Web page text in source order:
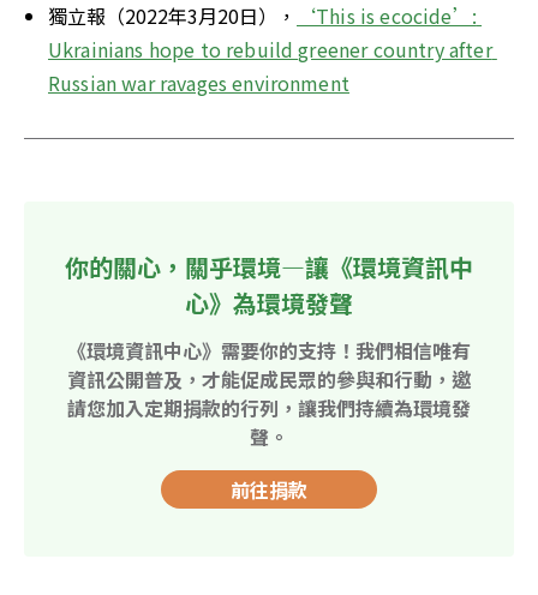
獨立報（2022年3月20日），
‘This is ecocide’:
Ukrainians hope to rebuild greener country after
Russian war ravages environment
你的關心，關乎環境—讓《環境資訊中
心》為環境發聲
《環境資訊中心》需要你的支持！我們相信唯有
資訊公開普及，才能促成民眾的參與和行動，邀
請您加入定期捐款的行列，讓我們持續為環境發
聲。
前往捐款